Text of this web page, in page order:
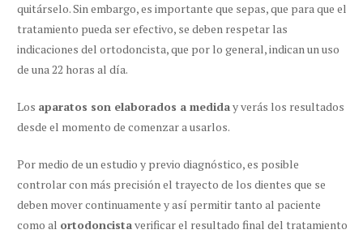
quitárselo. Sin embargo, es importante que sepas, que para que el
tratamiento pueda ser efectivo, se deben respetar las
indicaciones del ortodoncista, que por lo general, indican un uso
de una 22 horas al día.
Los aparatos son elaborados a mediday verás los resultados
desde el momento de comenzar a usarlos.
Por medio de un estudio y previo diagnóstico, es posible
controlar con más precisión el trayecto de los dientes que se
deben mover continuamente y así permitir tanto al paciente
como al ortodoncistaverificar el resultado final del tratamiento